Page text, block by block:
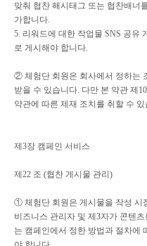
맞춰 협찬 해시태그 또는 협찬배너
가합니다.
5. 리워드에 대한 작업물 SNS 공유
로 게시해야 합니다.
② 체험단 회원은 회사에서 정하는
받을 수 있습니다. 다만 본 약관 제 10
약관에 따른 제재 조치를 취할 수
제 3장 캠페인 서비스
제 22 조 (협찬 게시물 관리 )
① 체험단 회원은 게시물을 작성 시
비즈니스 관리자 및 제 3자가 콘텐
는 캠페인에서 정한 방법과 절차에